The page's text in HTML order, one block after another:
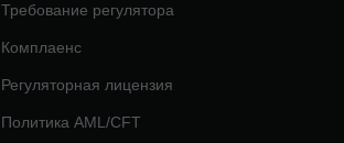
Требование регулятора
Комплаенс
Регуляторная лицензия
Политика AML/CFT